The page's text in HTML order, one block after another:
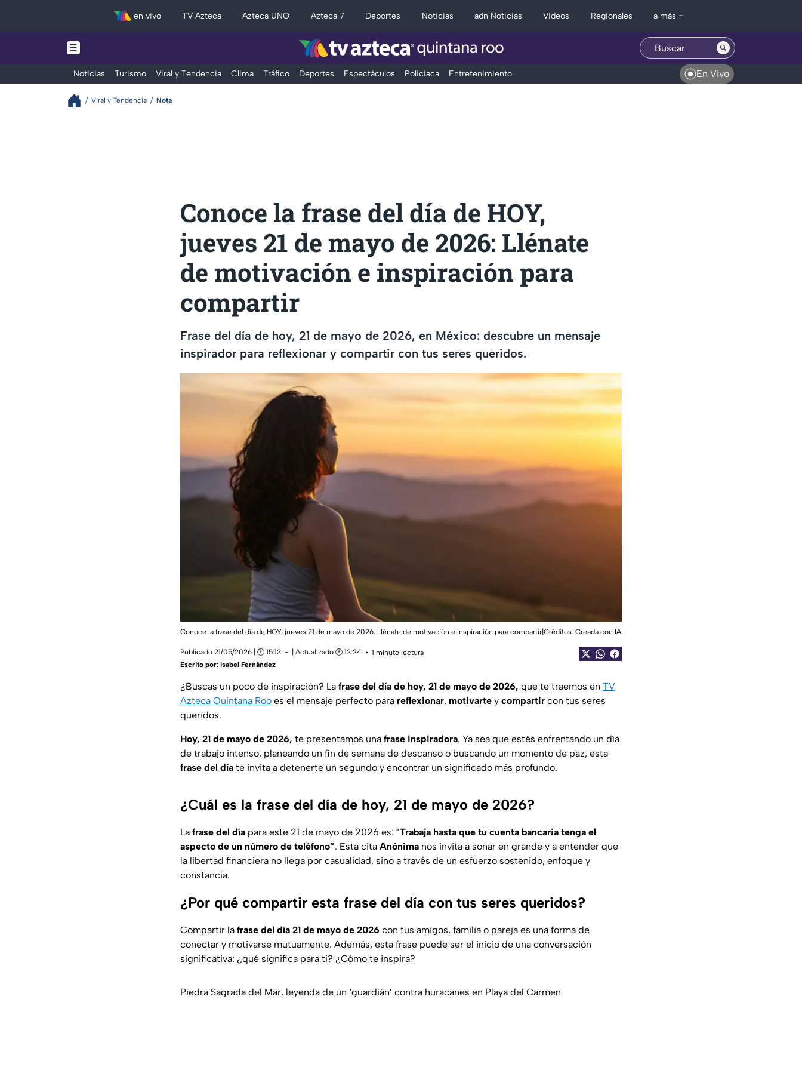
en vivo TV Azteca Azteca UNO Azteca 7 Deportes Noticias adn Noticias Videos Regionales a más +
Noticias Turismo Viral y Tendencia Clima Tráfico Deportes Espectáculos Policiaca Entretenimiento En Vivo
Viral y Tendencia Nota
Conoce la frase del día de HOY,
jueves 21 de mayo de 2026: Llénate
de motivación e inspiración para
compartir
Frase del día de hoy, 21 de mayo de 2026, en México: descubre un mensaje
inspirador para reflexionar y compartir con tus seres queridos.
Conoce la frase del día de HOY, jueves 21 de mayo de 2026: Llénate de motivación e inspiración para compartir|Créditos: Creada con IA
Publicado 21/05/2026 | 🕑 15:13 | Actualizado 🕑 12:24
1 minuto lectura
Escrito por: Isabel Fernández
¿Buscas un poco de inspiración? La frase del día de hoy, 21 de mayo de 2026, que te traemos en TV
Azteca Quintana Roo es el mensaje perfecto para reflexionar, motivarte y compartir con tus seres
queridos.
Hoy, 21 de mayo de 2026, te presentamos una frase inspiradora. Ya sea que estés enfrentando un día
de trabajo intenso, planeando un fin de semana de descanso o buscando un momento de paz, esta
frase del día te invita a detenerte un segundo y encontrar un significado más profundo.
¿Cuál es la frase del día de hoy, 21 de mayo de 2026?
La frase del día para este 21 de mayo de 2026 es: "Trabaja hasta que tu cuenta bancaria tenga el
aspecto de un número de teléfono”. Esta cita Anónima nos invita a soñar en grande y a entender que
la libertad financiera no llega por casualidad, sino a través de un esfuerzo sostenido, enfoque y
constancia.
¿Por qué compartir esta frase del día con tus seres queridos?
Compartir la frase del día 21 de mayo de 2026 con tus amigos, familia o pareja es una forma de
conectar y motivarse mutuamente. Además, esta frase puede ser el inicio de una conversación
significativa: ¿qué significa para ti? ¿Cómo te inspira?
Piedra Sagrada del Mar, leyenda de un ‘guardián’ contra huracanes en Playa del Carmen